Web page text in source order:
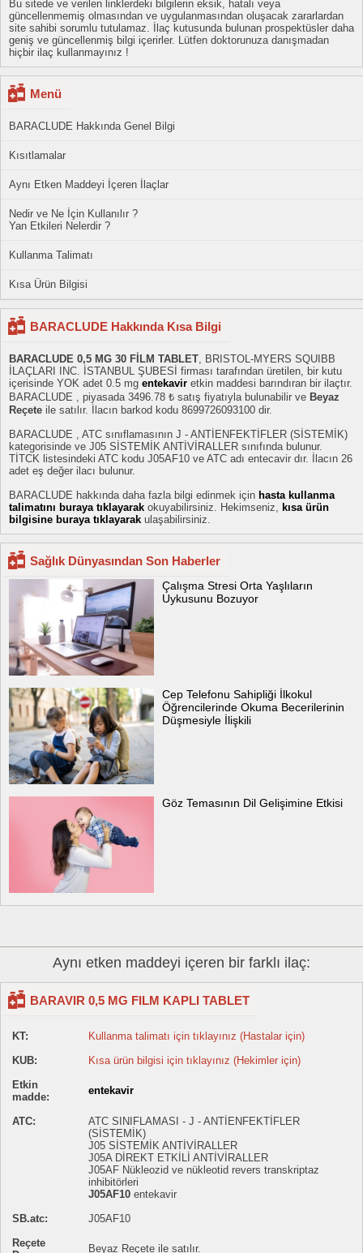
Bu sitede ve verilen linklerdeki bilgilerin eksik, hatalı veya
güncellenmemiş olmasından ve uygulanmasından oluşacak zararlardan
site sahibi sorumlu tutulamaz. İlaç kutusunda bulunan prospektüsler daha
geniş ve güncellenmiş bilgi içerirler. Lütfen doktorunuza danışmadan
hiçbir ilaç kullanmayınız !
Menü
BARACLUDE Hakkında Genel Bilgi
Kısıtlamalar
Aynı Etken Maddeyi İçeren İlaçlar
Nedir ve Ne İçin Kullanılır ?
Yan Etkileri Nelerdir ?
Kullanma Talimatı
Kısa Ürün Bilgisi
BARACLUDE Hakkında Kısa Bilgi
BARACLUDE 0,5 MG 30 FİLM TABLET , BRISTOL-MYERS SQUIBB
İLAÇLARI INC. İSTANBUL ŞUBESİ firması tarafından üretilen, bir kutu
içerisinde YOK adet 0.5 mg entekavir etkin maddesi barındıran bir ilaçtır.
BARACLUDE , piyasada 3496.78 ₺ satış fiyatıyla bulunabilir ve Beyaz
Reçete ile satılır. İlacın barkod kodu 8699726093100 dir.
BARACLUDE , ATC sınıflamasının J - ANTİENFEKTİFLER (SİSTEMİK)
kategorisinde ve J05 SİSTEMİK ANTİVİRALLER sınıfında bulunur.
TİTCK listesindeki ATC kodu J05AF10 ve ATC adı entecavir dır. İlacın 26
adet eş değer ilacı bulunur.
BARACLUDE hakkında daha fazla bilgi edinmek için hasta kullanma
talimatını buraya tıklayarak okuyabilirsiniz. Hekimseniz,
kısa ürün
bilgisine buraya tıklayarak ulaşabilirsiniz.
Sağlık Dünyasından Son Haberler
Çalışma Stresi Orta Yaşlıların
Uykusunu Bozuyor
Cep Telefonu Sahipliği İlkokul
Öğrencilerinde Okuma Becerilerinin
Düşmesiyle İlişkili
Göz Temasının Dil Gelişimine Etkisi
Aynı etken maddeyi içeren bir farklı ilaç:
BARAVIR 0,5 MG FILM KAPLI TABLET
KT:
Kullanma talimatı için tıklayınız (Hastalar için)
KUB:
Kısa ürün bilgisi için tıklayınız (Hekimler için)
Etkin
madde:
entekavir
ATC:
ATC SINIFLAMASI - J - ANTİENFEKTİFLER
(SİSTEMİK)
J05 SİSTEMİK ANTİVİRALLER
J05A DİREKT ETKİLİ ANTİVİRALLER
J05AF Nükleozid ve nükleotid revers transkriptaz
inhibitörleri
J05AF10 entekavir
SB.atc:
J05AF10
Reçete
Beyaz Reçete ile satılır.